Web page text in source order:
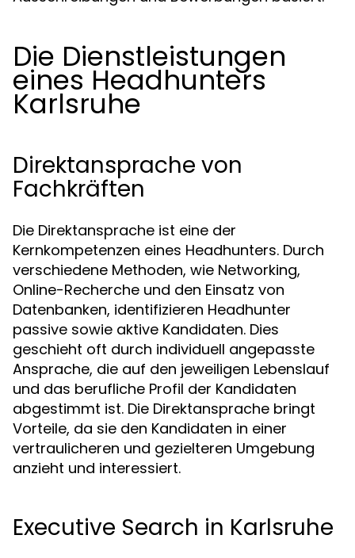
Die Dienstleistungen
eines Headhunters
Karlsruhe
Direktansprache von
Fachkräften
Die Direktansprache ist eine der
Kernkompetenzen eines Headhunters. Durch
verschiedene Methoden, wie Networking,
Online-Recherche und den Einsatz von
Datenbanken, identifizieren Headhunter
passive sowie aktive Kandidaten. Dies
geschieht oft durch individuell angepasste
Ansprache, die auf den jeweiligen Lebenslauf
und das berufliche Profil der Kandidaten
abgestimmt ist. Die Direktansprache bringt
Vorteile, da sie den Kandidaten in einer
vertraulicheren und gezielteren Umgebung
anzieht und interessiert.
Executive Search in Karlsruhe